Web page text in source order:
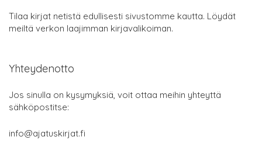
Tilaa kirjat netistä edullisesti sivustomme kautta. Löydät
meiltä verkon laajimman kirjavalikoiman.
Yhteydenotto
Jos sinulla on kysymyksiä, voit ottaa meihin yhteyttä
sähköpostitse:
info@ajatuskirjat.fi